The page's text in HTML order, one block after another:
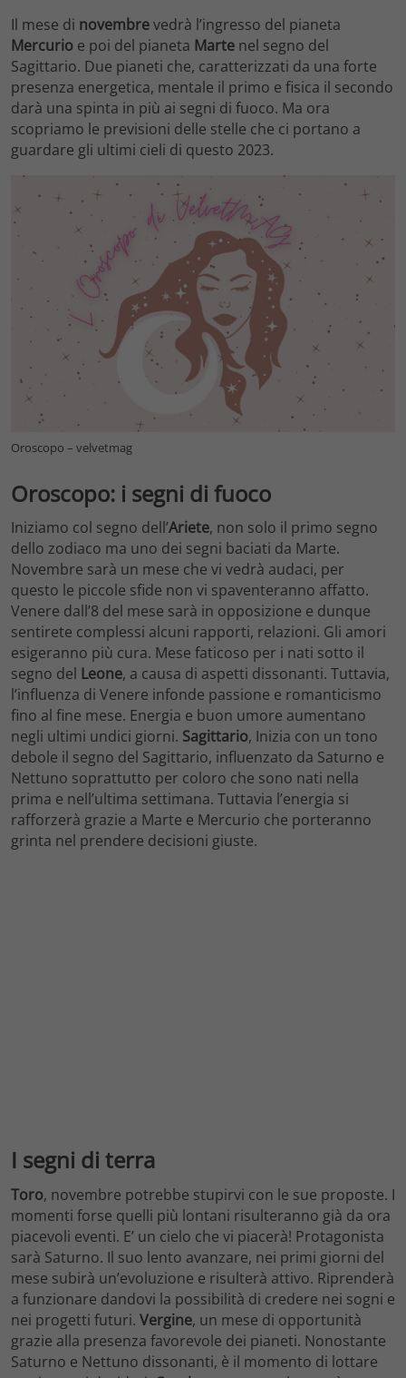
Il mese di novembrevedrà l’ingresso del pianeta
Mercurio e poi del pianeta Marte nel segno del
Sagittario. Due pianeti che, caratterizzati da una forte
presenza energetica, mentale il primo e fisica il secondo
darà una spinta in più ai segni di fuoco. Ma ora
scopriamo le previsioni delle stelle che ci portano a
guardare gli ultimi cieli di questo 2023.
Oroscopo – velvetmag
Oroscopo: i segni di fuoco
Iniziamo col segno dell’Ariete, non solo il primo segno
dello zodiaco ma uno dei segni baciati da Marte.
Novembre sarà un mese che vi vedrà audaci, per
questo le piccole sfide non vi spaventeranno affatto.
Venere dall’8 del mese sarà in opposizione e dunque
sentirete complessi alcuni rapporti, relazioni. Gli amori
esigeranno più cura. Mese faticoso per i nati sotto il
segno del Leone, a causa di aspetti dissonanti. Tuttavia,
l’influenza di Venere infonde passione e romanticismo
fino al fine mese. Energia e buon umore aumentano
negli ultimi undici giorni. Sagittario, Inizia con un tono
debole il segno del Sagittario, influenzato da Saturno e
Nettuno soprattutto per coloro che sono nati nella
prima e nell’ultima settimana. Tuttavia l’energia si
rafforzerà grazie a Marte e Mercurio che porteranno
grinta nel prendere decisioni giuste.
I segni di terra
Toro, novembre potrebbe stupirvi con le sue proposte. I
momenti forse quelli più lontani risulteranno già da ora
piacevoli eventi. E’ un cielo che vi piacerà! Protagonista
sarà Saturno. Il suo lento avanzare, nei primi giorni del
mese subirà un’evoluzione e risulterà attivo. Riprenderà
a funzionare dandovi la possibilità di credere nei sogni e
nei progetti futuri. Vergine, un mese di opportunità
grazie alla presenza favorevole dei pianeti. Nonostante
Saturno e Nettuno dissonanti, è il momento di lottare